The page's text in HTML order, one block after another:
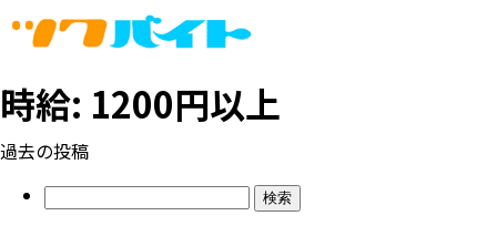
時給: 1200円以上
投
過去の投稿
検